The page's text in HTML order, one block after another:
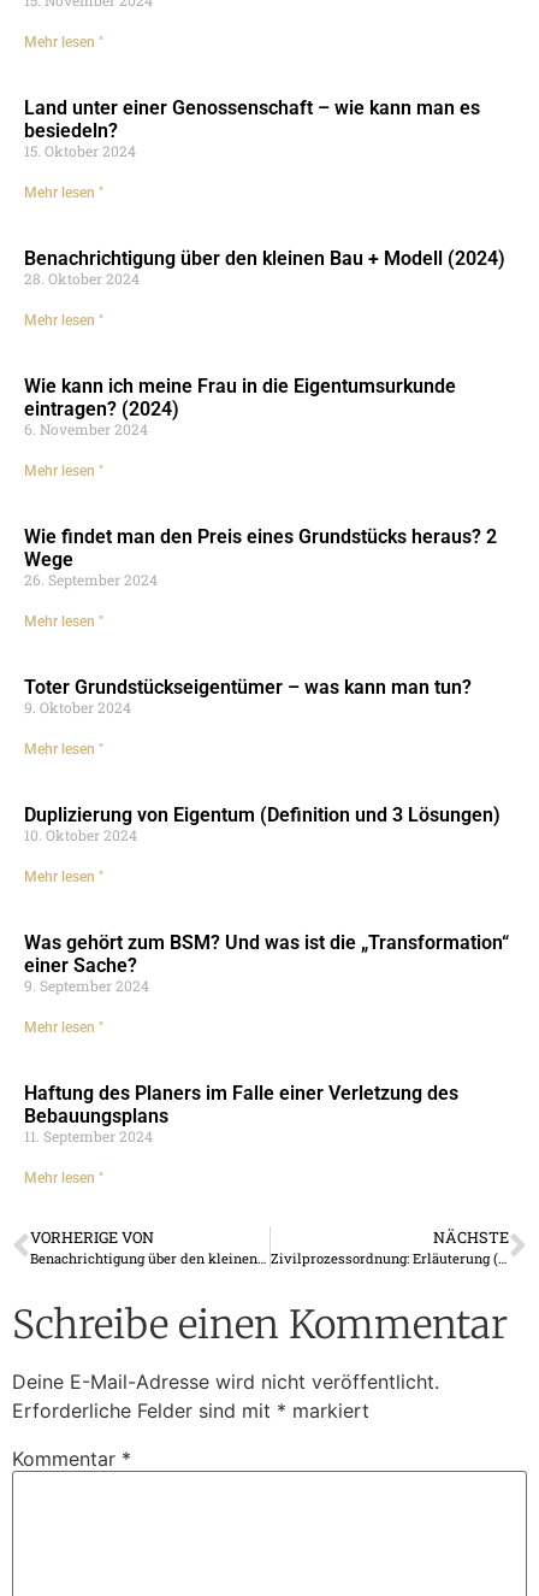
Mehr lesen "
Land unter einer Genossenschaft – wie kann man es
besiedeln?
15. Oktober 2024
Mehr lesen "
Benachrichtigung über den kleinen Bau + Modell (2024)
28. Oktober 2024
Mehr lesen "
Wie kann ich meine Frau in die Eigentumsurkunde
eintragen? (2024)
6. November 2024
Mehr lesen "
Wie findet man den Preis eines Grundstücks heraus? 2
Wege
26. September 2024
Mehr lesen "
Toter Grundstückseigentümer – was kann man tun?
9. Oktober 2024
Mehr lesen "
Duplizierung von Eigentum (Definition und 3 Lösungen)
10. Oktober 2024
Mehr lesen "
Was gehört zum BSM? Und was ist die „Transformation“
einer Sache?
9. September 2024
Mehr lesen "
Haftung des Planers im Falle einer Verletzung des
Bebauungsplans
11. September 2024
Mehr lesen "
VORHERIGE VON
Benachrichtigung über den kleinen Bau + Modell (2024)
NÄCHSTE
Zivilprozessordnung: Erläuterung (160/2015 Slg.)
Schreibe einen Kommentar
Deine E-Mail-Adresse wird nicht veröffentlicht.
Erforderliche Felder sind mit * markiert
Kommentar *